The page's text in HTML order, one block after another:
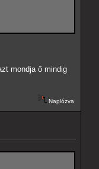
mondja ő mindig
Naplózva